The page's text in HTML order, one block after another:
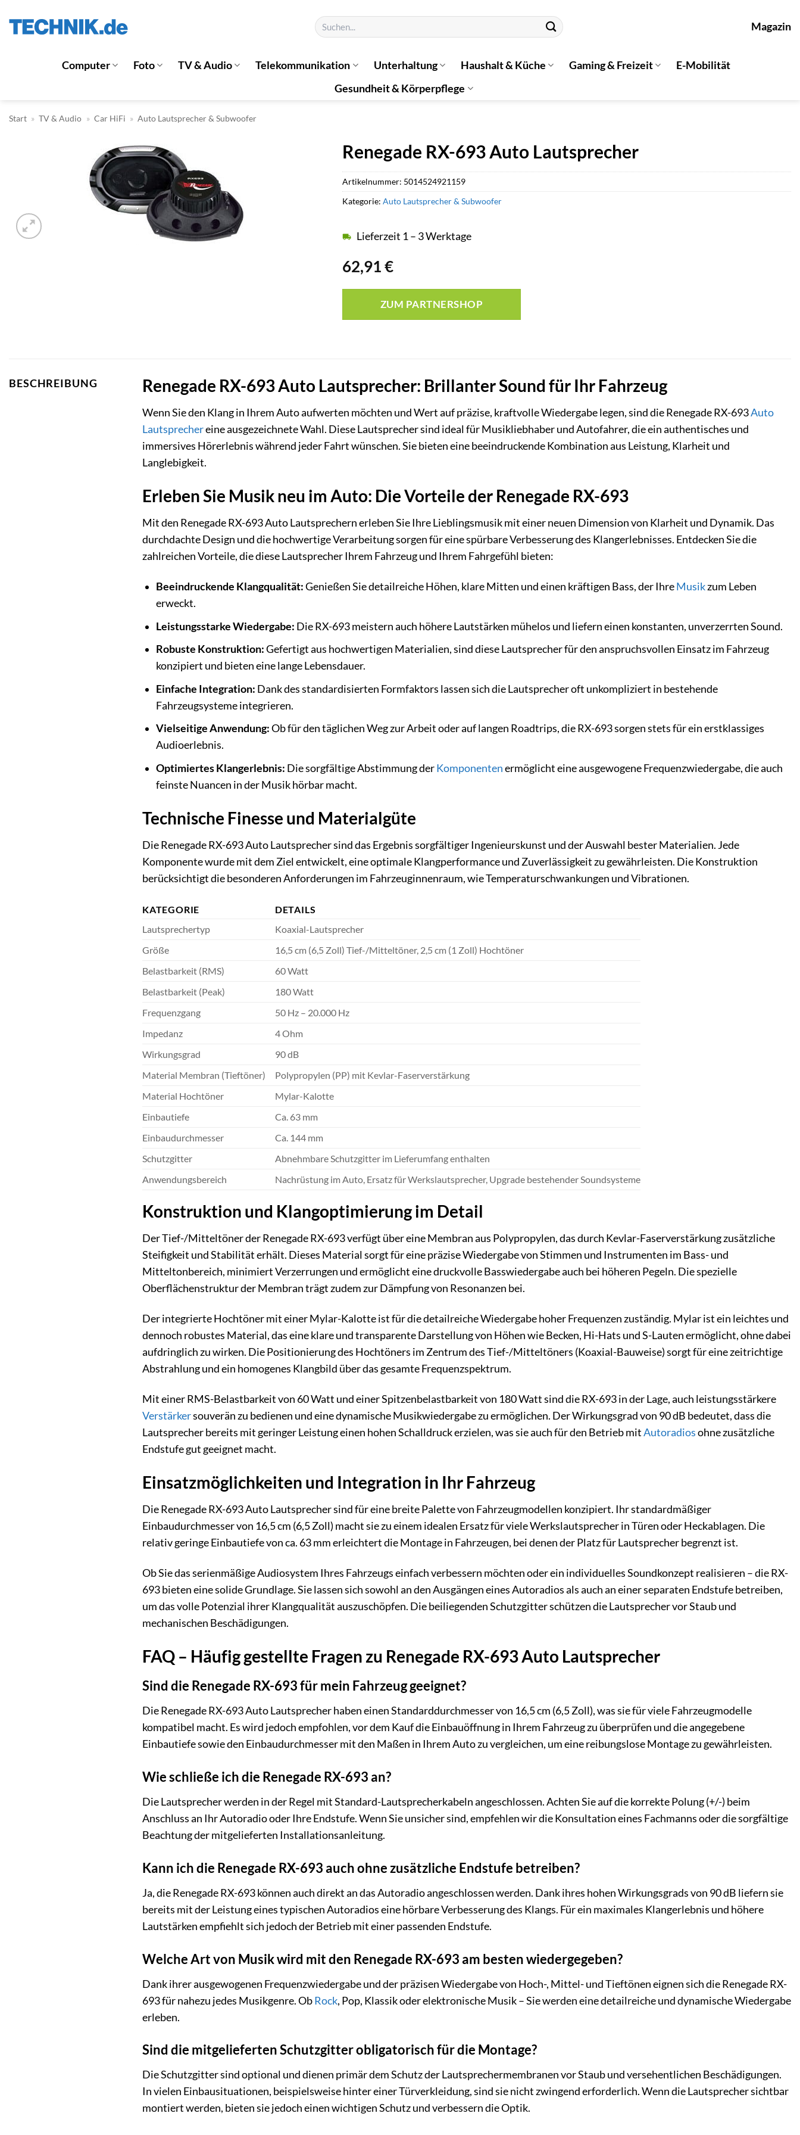
Inhalt
Suchen
nach:
Magazin
Computer Foto TV & Audio Telekommunikation Unterhaltung Haushalt & Küche Gaming & Freizeit
E-Mobilität
Gesundheit & Körperpflege
Start » TV & Audio » Car HiFi » Auto Lautsprecher & Subwoofer
Renegade RX-693 Auto Lautsprecher
62,91€
Lieferzeit 1 – 3 Werktage
ZUM PARTNERSHOP
Artikelnummer: 5014524921159
Kategorie: Auto Lautsprecher & Subwoofer
BESCHREIBUNG Renegade RX-693 Auto Lautsprecher: Brillanter Sound für Ihr Fahrzeug
Wenn Sie den Klang in Ihrem Auto aufwerten möchten und Wert auf präzise, kraftvolle Wiedergabe legen, sind die Renegade RX-693Auto
Lautsprechereine ausgezeichnete Wahl. Diese Lautsprecher sind ideal für Musikliebhaber und Autofahrer, die ein authentisches und
immersives Hörerlebnis während jeder Fahrt wünschen. Sie bieten eine beeindruckende Kombination aus Leistung, Klarheit und
Langlebigkeit.
Erleben Sie Musik neu im Auto: Die Vorteile der Renegade RX-693
Mit den Renegade RX-693 Auto Lautsprechern erleben Sie Ihre Lieblingsmusik mit einer neuen Dimension von Klarheit und Dynamik. Das
durchdachte Design und die hochwertige Verarbeitung sorgen für eine spürbare Verbesserung des Klangerlebnisses. Entdecken Sie die
zahlreichen Vorteile, die diese Lautsprecher Ihrem Fahrzeug und Ihrem Fahrgefühl bieten:
Beeindruckende Klangqualität:Genießen Sie detailreiche Höhen, klare Mitten und einen kräftigen Bass, der IhreMusikzum Leben
erweckt.
Leistungsstarke Wiedergabe: Die RX-693 meistern auch höhere Lautstärken mühelos und liefern einen konstanten, unverzerrten Sound.
Robuste Konstruktion:Gefertigt aus hochwertigen Materialien, sind diese Lautsprecher für den anspruchsvollen Einsatz im Fahrzeug
konzipiert und bieten eine lange Lebensdauer.
Einfache Integration: Dank des standardisierten Formfaktors lassen sich die Lautsprecher oft unkompliziert in bestehende
Fahrzeugsysteme integrieren.
Vielseitige Anwendung:Ob für den täglichen Weg zur Arbeit oder auf langen Roadtrips, die RX-693 sorgen stets für ein erstklassiges
Audioerlebnis.
Optimiertes Klangerlebnis: Die sorgfältige Abstimmung derKomponentenermöglicht eine ausgewogene Frequenzwiedergabe, die auch
feinste Nuancen in der Musik hörbar macht.
Technische Finesse und Materialgüte
Die Renegade RX-693 Auto Lautsprecher sind das Ergebnis sorgfältiger Ingenieurskunst und der Auswahl bester Materialien. Jede
Komponente wurde mit dem Ziel entwickelt, eine optimale Klangperformance und Zuverlässigkeit zu gewährleisten. Die Konstruktion
berücksichtigt die besonderen Anforderungen im Fahrzeuginnenraum, wie Temperaturschwankungen und Vibrationen.
KATEGORIE
DETAILS
Lautsprechertyp
Koaxial-Lautsprecher
Größe
16,5 cm (6,5 Zoll) Tief-/Mitteltöner, 2,5 cm (1 Zoll) Hochtöner
Belastbarkeit (RMS)
60 Watt
Belastbarkeit (Peak)
180 Watt
Frequenzgang
50 Hz – 20.000 Hz
Impedanz
4 Ohm
Wirkungsgrad
90 dB
Material Membran (Tieftöner)
Polypropylen (PP) mit Kevlar-Faserverstärkung
Material Hochtöner
Mylar-Kalotte
Einbautiefe
Ca. 63 mm
Einbaudurchmesser
Ca. 144 mm
Schutzgitter
Abnehmbare Schutzgitter im Lieferumfang enthalten
Anwendungsbereich
Nachrüstung im Auto, Ersatz für Werkslautsprecher, Upgrade bestehender Soundsysteme
Konstruktion und Klangoptimierung im Detail
Der Tief-/Mitteltöner der Renegade RX-693 verfügt über eine Membran aus Polypropylen, das durch Kevlar-Faserverstärkung zusätzliche
Steifigkeit und Stabilität erhält. Dieses Material sorgt für eine präzise Wiedergabe von Stimmen und Instrumenten im Bass- und
Mitteltonbereich, minimiert Verzerrungen und ermöglicht eine druckvolle Basswiedergabe auch bei höheren Pegeln. Die spezielle
Oberflächenstruktur der Membran trägt zudem zur Dämpfung von Resonanzen bei.
Der integrierte Hochtöner mit einer Mylar-Kalotte ist für die detailreiche Wiedergabe hoher Frequenzen zuständig. Mylar ist ein leichtes und
dennoch robustes Material, das eine klare und transparente Darstellung von Höhen wie Becken, Hi-Hats und S-Lauten ermöglicht, ohne dabei
aufdringlich zu wirken. Die Positionierung des Hochtöners im Zentrum des Tief-/Mitteltöners (Koaxial-Bauweise) sorgt für eine zeitrichtige
Abstrahlung und ein homogenes Klangbild über das gesamte Frequenzspektrum.
Mit einer RMS-Belastbarkeit von 60 Watt und einer Spitzenbelastbarkeit von 180 Watt sind die RX-693 in der Lage, auch leistungsstärkere
Verstärkersouverän zu bedienen und eine dynamische Musikwiedergabe zu ermöglichen. Der Wirkungsgrad von 90 dB bedeutet, dass die
Lautsprecher bereits mit geringer Leistung einen hohen Schalldruck erzielen, was sie auch für den Betrieb mitAutoradiosohne zusätzliche
Endstufe gut geeignet macht.
Einsatzmöglichkeiten und Integration in Ihr Fahrzeug
Die Renegade RX-693 Auto Lautsprecher sind für eine breite Palette von Fahrzeugmodellen konzipiert. Ihr standardmäßiger
Einbaudurchmesser von 16,5 cm (6,5 Zoll) macht sie zu einem idealen Ersatz für viele Werkslautsprecher in Türen oder Heckablagen. Die
relativ geringe Einbautiefe von ca. 63 mm erleichtert die Montage in Fahrzeugen, bei denen der Platz für Lautsprecher begrenzt ist.
Ob Sie das serienmäßige Audiosystem Ihres Fahrzeugs einfach verbessern möchten oder ein individuelles Soundkonzept realisieren – die RX-
693 bieten eine solide Grundlage. Sie lassen sich sowohl an den Ausgängen eines Autoradios als auch an einer separaten Endstufe betreiben,
um das volle Potenzial ihrer Klangqualität auszuschöpfen. Die beiliegenden Schutzgitter schützen die Lautsprecher vor Staub und
mechanischen Beschädigungen.
FAQ – Häufig gestellte Fragen zu Renegade RX-693 Auto Lautsprecher
Sind die Renegade RX-693 für mein Fahrzeug geeignet?
Die Renegade RX-693 Auto Lautsprecher haben einen Standarddurchmesser von 16,5 cm (6,5 Zoll), was sie für viele Fahrzeugmodelle
kompatibel macht. Es wird jedoch empfohlen, vor dem Kauf die Einbauöffnung in Ihrem Fahrzeug zu überprüfen und die angegebene
Einbautiefe sowie den Einbaudurchmesser mit den Maßen in Ihrem Auto zu vergleichen, um eine reibungslose Montage zu gewährleisten.
Wie schließe ich die Renegade RX-693 an?
Die Lautsprecher werden in der Regel mit Standard-Lautsprecherkabeln angeschlossen. Achten Sie auf die korrekte Polung (+/-) beim
Anschluss an Ihr Autoradio oder Ihre Endstufe. Wenn Sie unsicher sind, empfehlen wir die Konsultation eines Fachmanns oder die sorgfältige
Beachtung der mitgelieferten Installationsanleitung.
Kann ich die Renegade RX-693 auch ohne zusätzliche Endstufe betreiben?
Ja, die Renegade RX-693 können auch direkt an das Autoradio angeschlossen werden. Dank ihres hohen Wirkungsgrads von 90 dB liefern sie
bereits mit der Leistung eines typischen Autoradios eine hörbare Verbesserung des Klangs. Für ein maximales Klangerlebnis und höhere
Lautstärken empfiehlt sich jedoch der Betrieb mit einer passenden Endstufe.
Welche Art von Musik wird mit den Renegade RX-693 am besten wiedergegeben?
Dank ihrer ausgewogenen Frequenzwiedergabe und der präzisen Wiedergabe von Hoch-, Mittel- und Tieftönen eignen sich die Renegade RX-
693 für nahezu jedes Musikgenre. ObRock, Pop, Klassik oder elektronische Musik – Sie werden eine detailreiche und dynamische Wiedergabe
erleben.
Sind die mitgelieferten Schutzgitter obligatorisch für die Montage?
Die Schutzgitter sind optional und dienen primär dem Schutz der Lautsprechermembranen vor Staub und versehentlichen Beschädigungen.
In vielen Einbausituationen, beispielsweise hinter einer Türverkleidung, sind sie nicht zwingend erforderlich. Wenn die Lautsprecher sichtbar
montiert werden, bieten sie jedoch einen wichtigen Schutz und verbessern die Optik.